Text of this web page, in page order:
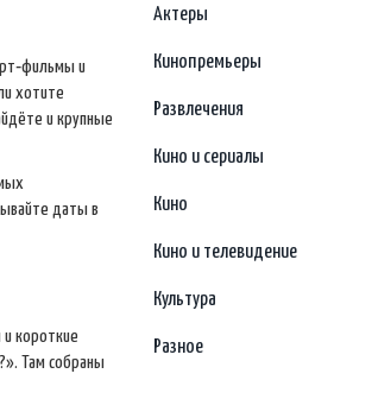
и
хотите
и крупные
даты в
короткие
Там собраны
Актеры
Кинопремьеры
Развлечения
Кино и сериалы
Кино
Кино и телевидение
Культура
Разное